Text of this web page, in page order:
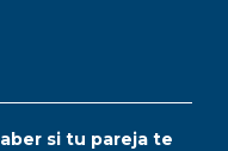
si tu pareja te